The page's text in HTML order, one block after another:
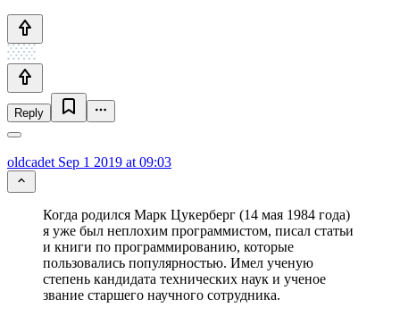
Reply
oldcadet Sep 1 2019 at 09:03
Когда родился Марк Цукерберг (14 мая 1984 года)
я уже был неплохим программистом, писал статьи
и книги по программированию, которые
пользовались популярностью. Имел ученую
степень кандидата технических наук и ученое
звание старшего научного сотрудника.